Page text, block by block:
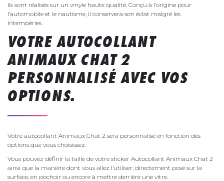
Ils sont réalisés sur un vinyle haute qualité. Conçu à l’origine pour
l’automobile et le nautisme, il conservera son éclat malgré les
intempéries.
VOTRE AUTOCOLLANT
ANIMAUX CHAT 2
PERSONNALISÉ AVEC VOS
OPTIONS.
Votre autocollant Animaux Chat 2 sera personnalisé en fonction des
options que vous choisissez.
Vous pouvez définir la taille de votre sticker Autocollant Animaux Chat 2
ainsi que la manière dont vous allez l’utiliser; directement posé sur la
surface, en pochoir ou encore à mettre derrière une vitre.